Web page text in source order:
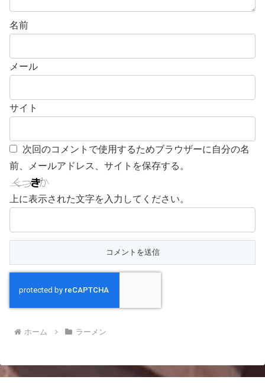
名前
メール
サイト
次回のコメントで使用するためブラウザーに自分の名
前、メールアドレス、サイトを保存する。
上に表示された文字を入力してください。
ホーム ラーメン